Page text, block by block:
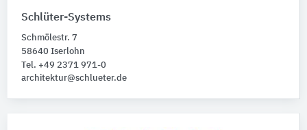
Schlüter-Systems
Schmölestr. 7
58640 Iserlohn
Tel. +49 2371 971-0
architektur@schlueter.de